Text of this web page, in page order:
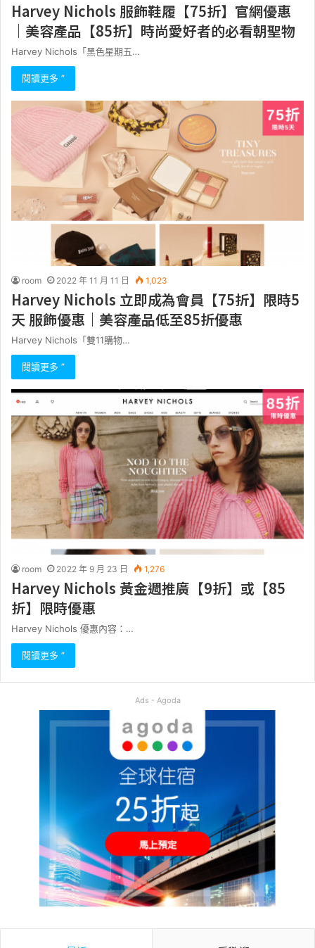
Harvey Nichols 服飾鞋履【75折】官網優惠
｜美容產品【85折】時尚愛好者的必看朝聖物
Harvey Nichols「黑色星期五…
閱讀更多 ”
room 2022 年 11 月 11 日 1,023
Harvey Nichols 立即成為會員【75折】限時5
天 服飾優惠｜美容產品低至85折優惠
Harvey Nichols「雙11購物…
閱讀更多 ”
room 2022 年 9 月 23 日 1,276
Harvey Nichols 黃金週推廣【9折】或【85
折】限時優惠
Harvey Nichols 優惠內容：…
閱讀更多 ”
Ads - Agoda